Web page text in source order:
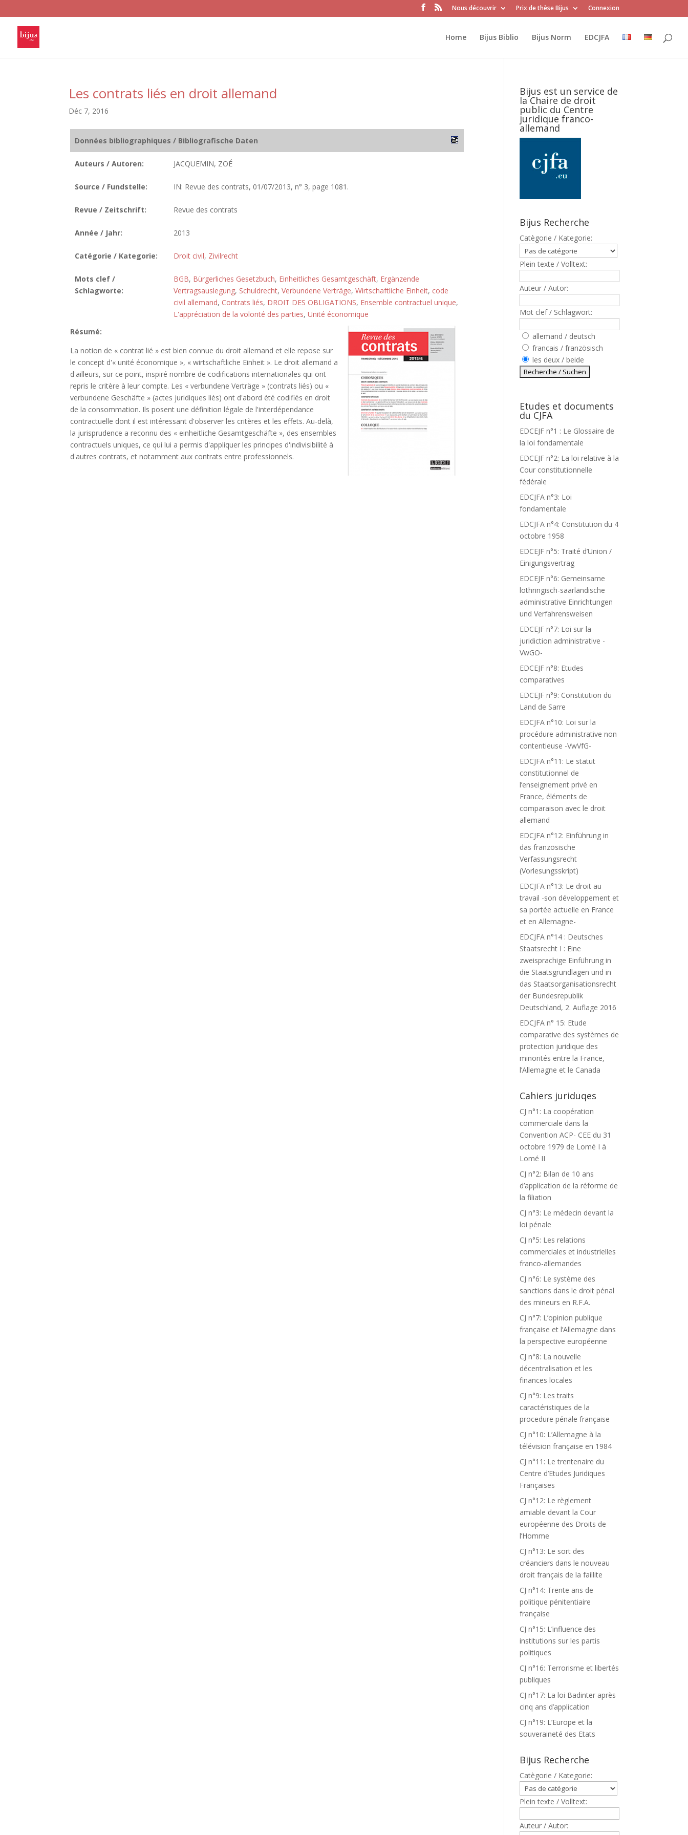
Nous découvrir Prix de thèse Bijus Connexion
Home Bijus Biblio Bijus Norm EDCJFA
Les contrats liés en droit allemand
Déc 7, 2016
Données bibliographiques / Bibliografische Daten
Auteurs / Autoren: JACQUEMIN, ZOÉ
Source / Fundstelle: IN: Revue des contrats, 01/07/2013, n° 3, page 1081.
Revue / Zeitschrift: Revue des contrats
Année / Jahr: 2013
Catégorie / Kategorie: Droit civil, Zivilrecht
Mots clef /
Schlagworte:
BGB, Bürgerliches Gesetzbuch, Einheitliches Gesamtgeschäft, Ergänzende
Vertragsauslegung, Schuldrecht, Verbundene Verträge, Wirtschaftliche Einheit, code
civil allemand, Contrats liés, DROIT DES OBLIGATIONS, Ensemble contractuel unique,
L'appréciation de la volonté des parties, Unité économique
Résumé:
La notion de « contrat lié » est bien connue du droit allemand et elle repose sur
le concept d'« unité économique », « wirtschaftliche Einheit ». Le droit allemand a
d'ailleurs, sur ce point, inspiré nombre de codifications internationales qui ont
repris le critère à leur compte. Les « verbundene Verträge » (contrats liés) ou «
verbundene Geschäfte » (actes juridiques liés) ont d'abord été codifiés en droit
de la consommation. Ils posent une définition légale de l'interdépendance
contractuelle dont il est intéressant d'observer les critères et les effets. Au-delà,
la jurisprudence a reconnu des « einheitliche Gesamtgeschäfte », des ensembles
contractuels uniques, ce qui lui a permis d'appliquer les principes d'indivisibilité à
d'autres contrats, et notamment aux contrats entre professionnels.
Bijus est un service de
la Chaire de droit
public du Centre
juridique franco-
allemand
Bijus Recherche
Catègorie / Kategorie:
Plein texte / Volltext:
Auteur / Autor:
Mot clef / Schlagwort:
allemand / deutsch
francais / französisch
les deux / beide
Etudes et documents
du CJFA
EDCEJF n°1 : Le Glossaire de
la loi fondamentale
EDCEJF n°2: La loi relative à la
Cour constitutionnelle
fédérale
EDCJFA n°3: Loi
fondamentale
EDCJFA n°4: Constitution du 4
octobre 1958
EDCEJF n°5: Traité d’Union /
Einigungsvertrag
EDCEJF n°6: Gemeinsame
lothringisch-saarländische
administrative Einrichtungen
und Verfahrensweisen
EDCEJF n°7: Loi sur la
juridiction administrative -
VwGO-
EDCEJF n°8: Etudes
comparatives
EDCEJF n°9: Constitution du
Land de Sarre
EDCJFA n°10: Loi sur la
procédure administrative non
contentieuse -VwVfG-
EDCJFA n°11: Le statut
constitutionnel de
l’enseignement privé en
France, éléments de
comparaison avec le droit
allemand
EDCJFA n°12: Einführung in
das französische
Verfassungsrecht
(Vorlesungsskript)
EDCJFA n°13: Le droit au
travail -son développement et
sa portée actuelle en France
et en Allemagne-
EDCJFA n°14 : Deutsches
Staatsrecht I : Eine
zweisprachige Einführung in
die Staatsgrundlagen und in
das Staatsorganisationsrecht
der Bundesrepublik
Deutschland, 2. Auflage 2016
EDCJFA n° 15: Etude
comparative des systèmes de
protection juridique des
minorités entre la France,
l’Allemagne et le Canada
Cahiers juriduqes
CJ n°1: La coopération
commerciale dans la
Convention ACP- CEE du 31
octobre 1979 de Lomé I à
Lomé II
CJ n°2: Bilan de 10 ans
d’application de la réforme de
la filiation
CJ n°3: Le médecin devant la
loi pénale
CJ n°5: Les relations
commerciales et industrielles
franco-allemandes
CJ n°6: Le système des
sanctions dans le droit pénal
des mineurs en R.F.A.
CJ n°7: L’opinion publique
française et l’Allemagne dans
la perspective européenne
CJ n°8: La nouvelle
décentralisation et les
finances locales
CJ n°9: Les traits
caractéristiques de la
procedure pénale française
CJ n°10: L’Allemagne à la
télévision française en 1984
CJ n°11: Le trentenaire du
Centre d’Etudes Juridiques
Françaises
CJ n°12: Le règlement
amiable devant la Cour
européenne des Droits de
l’Homme
CJ n°13: Le sort des
créanciers dans le nouveau
droit français de la faillite
CJ n°14: Trente ans de
politique pénitentiaire
française
CJ n°15: L’influence des
institutions sur les partis
politiques
CJ n°16: Terrorisme et libertés
publiques
CJ n°17: La loi Badinter après
cinq ans d’application
CJ n°19: L’Europe et la
souveraineté des Etats
Bijus Recherche
Catègorie / Kategorie:
Plein texte / Volltext:
Auteur / Autor: